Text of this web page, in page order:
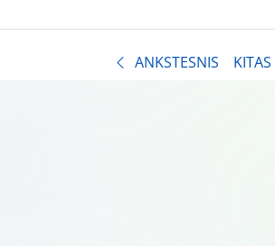
ANKSTESNIS KITAS